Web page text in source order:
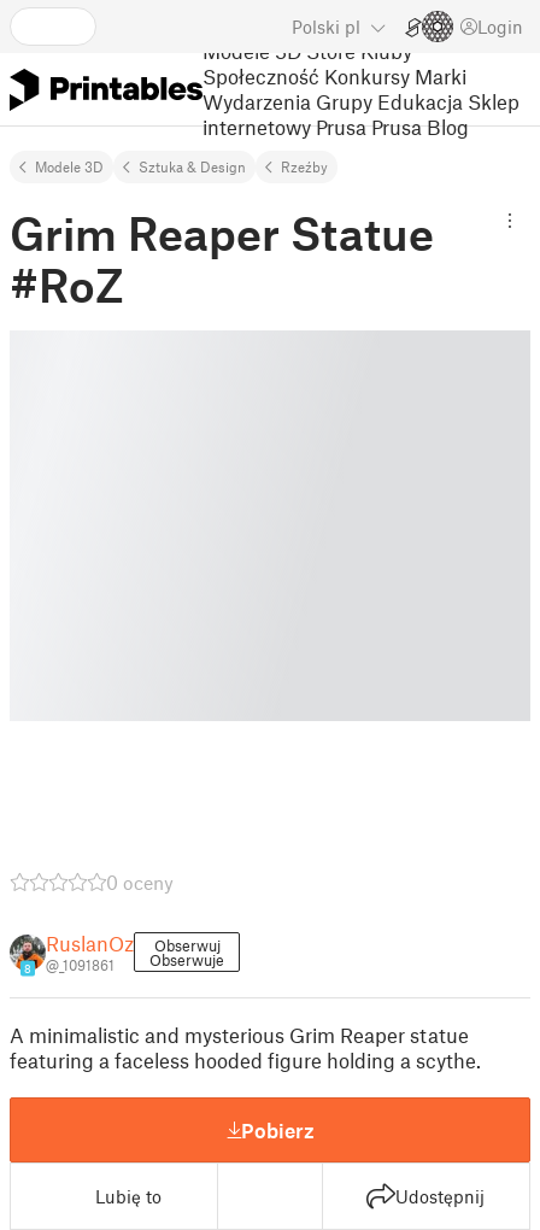
Polski pl Login
Modele 3D Store Kluby
Społeczność Konkursy Marki
Wydarzenia Grupy Edukacja Sklep
internetowy Prusa Prusa Blog
Modele 3D Sztuka & Design Rzeźby
Grim Reaper Statue
#RoZ
0 oceny
8
RuslanOz
@_1091861
Obserwuj
Obserwuje
A minimalistic and mysterious Grim Reaper statue
featuring a faceless hooded figure holding a scythe.
Pobierz
Lubię to Udostępnij